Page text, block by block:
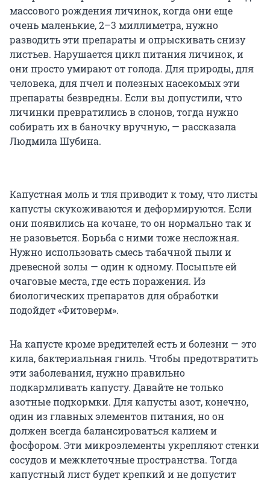
массового рождения личинок, когда они еще
очень маленькие, 2–3 миллиметра, нужно
разводить эти препараты и опрыскивать снизу
листьев. Нарушается цикл питания личинок, и
они просто умирают от голода. Для природы, для
человека, для пчел и полезных насекомых эти
препараты безвредны. Если вы допустили, что
личинки превратились в слонов, тогда нужно
собирать их в баночку вручную, — рассказала
Людмила Шубина.
Капустная моль и тля приводит к тому, что листы
капусты скукоживаются и деформируются. Если
они появились на кочане, то он нормально так и
не разовьется. Борьба с ними тоже несложная.
Нужно использовать смесь табачной пыли и
древесной золы — один к одному. Посыпьте ей
очаговые места, где есть поражения. Из
биологических препаратов для обработки
подойдет «Фитоверм».
На капусте кроме вредителей есть и болезни — это
кила, бактериальная гниль. Чтобы предотвратить
эти заболевания, нужно правильно
подкармливать капусту. Давайте не только
азотные подкормки. Для капусты азот, конечно,
один из главных элементов питания, но он
должен всегда балансироваться калием и
фосфором. Эти микроэлементы укрепляют стенки
сосудов и межклеточные пространства. Тогда
капустный лист будет крепкий и не допустит